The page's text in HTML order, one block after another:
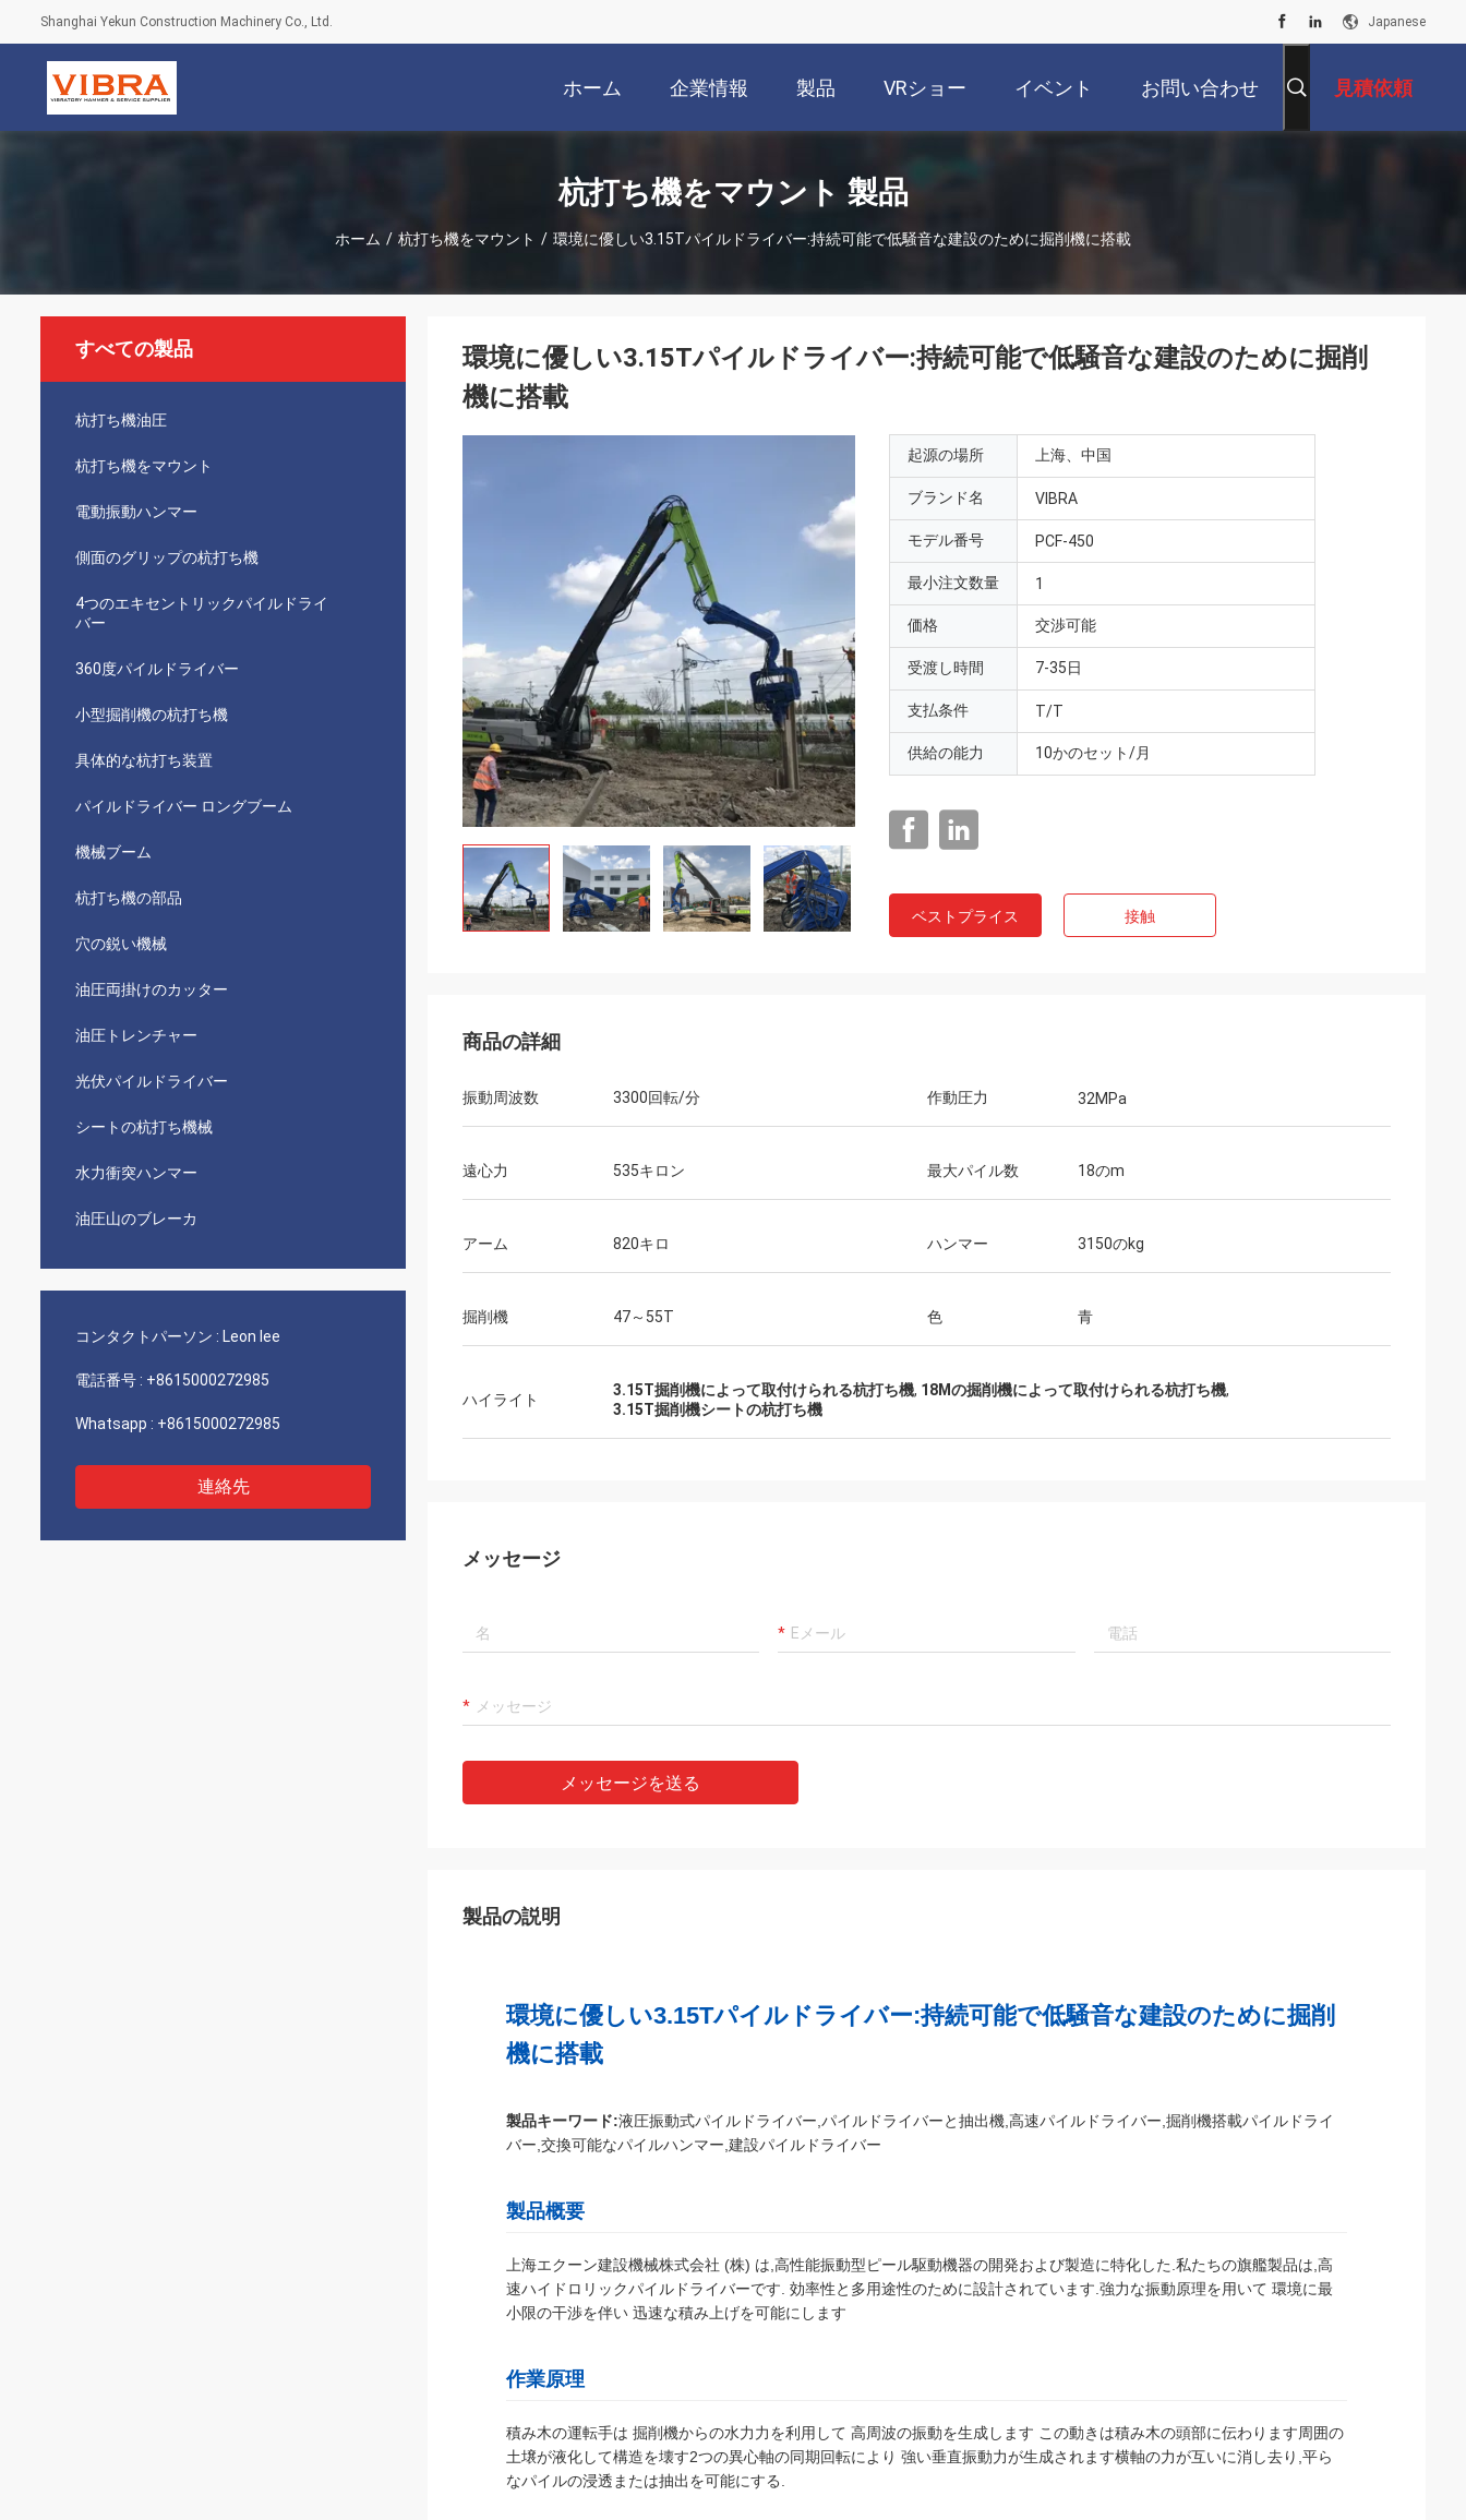
Shanghai Yekun Construction Machinery Co., Ltd. Japanese
ホーム 企業情報 製品 VRショー イベント お問い合わせ 見積依頼
杭打ち機をマウント 製品
ホーム / 杭打ち機をマウント / 環境に優しい3.15Tパイルドライバー:持続可能で低騒音な建設のために掘削機に搭載
すべての製品
杭打ち機油圧
杭打ち機をマウント
電動振動ハンマー
側面のグリップの杭打ち機
4つのエキセントリックパイルドライ
バー
360度パイルドライバー
小型掘削機の杭打ち機
具体的な杭打ち装置
パイルドライバー ロングブーム
機械ブーム
杭打ち機の部品
穴の鋭い機械
油圧両掛けのカッター
油圧トレンチャー
光伏パイルドライバー
シートの杭打ち機械
水力衝突ハンマー
油圧山のブレーカ
コンタクトパーソン : Leon lee
電話番号 : +8615000272985
Whatsapp : +8615000272985
連絡先
環境に優しい3.15Tパイルドライバー:持続可能で低騒音な建設のために掘削
機に搭載
起源の場所 上海、中国
ブランド名 VIBRA
モデル番号 PCF-450
最小注文数量 1
価格 交渉可能
受渡し時間 7-35日
支払条件 T/T
供給の能力 10かのセット/月
ベストプライス 接触
商品の詳細
振動周波数 3300回転/分 作動圧力 32MPa
遠心力 535キロン 最大パイル数 18のm
アーム 820キロ ハンマー 3150のkg
掘削機 47～55T 色 青
ハイライト
3.15T掘削機によって取付けられる杭打ち機, 18Mの掘削機によって取付けられる杭打ち機,
3.15T掘削機シートの杭打ち機
メッセージ
メッセージを送る
製品の説明
環境に優しい3.15Tパイルドライバー:持続可能で低騒音な建設のために掘削
機に搭載
製品キーワード:液圧振動式パイルドライバー,パイルドライバーと抽出機,高速パイルドライバー,掘削機搭載パイルドライ
バー,交換可能なパイルハンマー,建設パイルドライバー
製品概要
上海エクーン建設機械株式会社 (株) は,高性能振動型ピール駆動機器の開発および製造に特化した.私たちの旗艦製品は,高
速ハイドロリックパイルドライバーです. 効率性と多用途性のために設計されています.強力な振動原理を用いて 環境に最
小限の干渉を伴い 迅速な積み上げを可能にします
作業原理
積み木の運転手は 掘削機からの水力力を利用して 高周波の振動を生成します この動きは積み木の頭部に伝わります周囲の
土壌が液化して構造を壊す2つの異心軸の同期回転により 強い垂直振動力が生成されます横軸の力が互いに消し去り,平ら
なパイルの浸透または抽出を可能にする.